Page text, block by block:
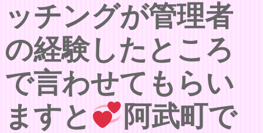
ッチングが管理者
の経験したところ
で言わせてもらい
ますと
阿武町で